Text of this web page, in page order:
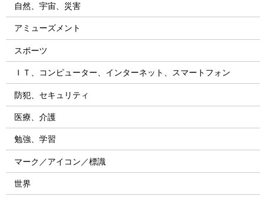
自然、宇宙、災害
アミューズメント
スポーツ
ＩＴ、コンピューター、インターネット、スマートフォン
防犯、セキュリティ
医療、介護
勉強、学習
マーク／アイコン／標識
世界